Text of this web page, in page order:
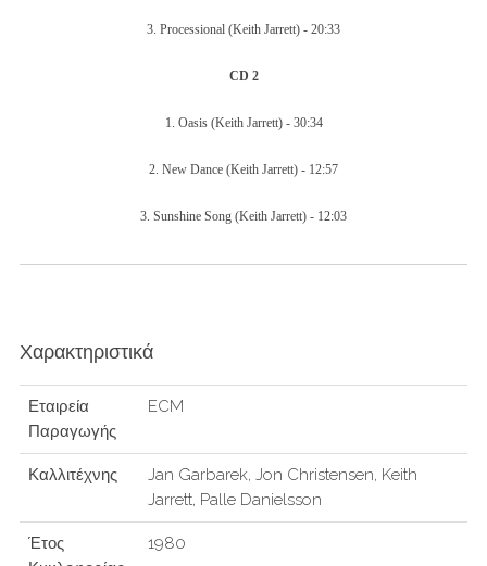
3. Processional (Keith Jarrett) - 20:33
CD 2
1. Oasis (Keith Jarrett) - 30:34
2. New Dance (Keith Jarrett) - 12:57
3. Sunshine Song (Keith Jarrett) - 12:03
Χαρακτηριστικά
Εταιρεία
Παραγωγής
ECM
Καλλιτέχνης
Jan Garbarek, Jon Christensen, Keith
Jarrett, Palle Danielsson
Έτος
1980